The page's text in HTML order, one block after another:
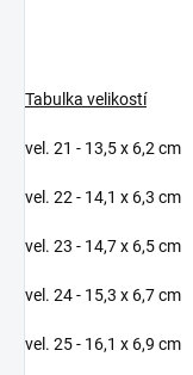
Tabulka velikostí
vel. 21 - 13,5 x 6,2 cm
vel. 22 - 14,1 x 6,3 cm
vel. 23 - 14,7 x 6,5 cm
vel. 24 - 15,3 x 6,7 cm
vel. 25 - 16,1 x 6,9 cm